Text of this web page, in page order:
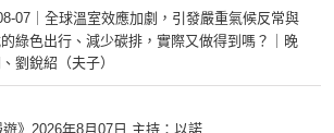
07｜全球溫室效應加劇，引發嚴重氣候反常與
綠色出行、減少碳排，實際又做得到嗎？｜晚
劉銳紹（夫子）
遊》2026年8月07日 主持：以諾